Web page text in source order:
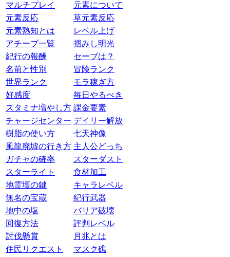
マルチプレイ
元素について
元素反応
草元素反応
元素熟知とは
レベル上げ
アチーブ一覧
掴みし明光
紀行の報酬
セーブは？
名前と性別
冒険ランク
世界ランク
モラ稼ぎ方
好感度
毎日やるべき
スタミナ増やし方 課金要素
チャージセンター デイリー解放
樹脂の使い方
七天神像
風龍廃墟の行き方 主人公どっち
ガチャの確率
スターダスト
スターライト
食材加工
地霊壇の鍵
キャラレベル
無名の宝蔵
紀行武器
地中の塩
バリア破壊
回復方法
評判レベル
討伐懸賞
月兆とは
住民リクエスト
マスク礁